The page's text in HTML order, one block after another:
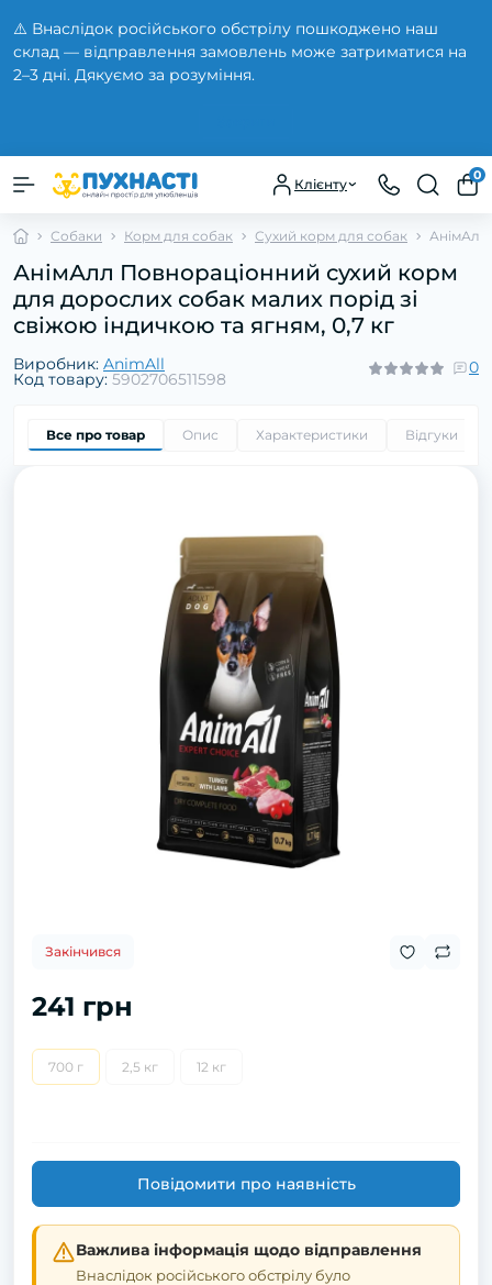
⚠️ Внаслідок російського обстрілу пошкоджено наш
склад — відправлення замовлень може затриматися на
2–3 дні. Дякуємо за розуміння.
Клієнту
0
Собаки Корм для собак Сухий корм для собак АнімАлл
АнімАлл Повнораціонний сухий корм
для дорослих собак малих порід зі
свіжою індичкою та ягням, 0,7 кг
Виробник: AnimAll
Код товару: 5902706511598
0
Все про товар Опис Характеристики Відгуки
Закінчився
241 грн
700 г 2,5 кг 12 кг
Повідомити про наявність
Важлива інформація щодо відправлення
Внаслідок російського обстрілу було